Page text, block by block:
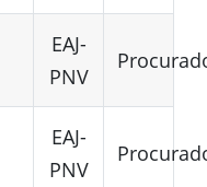
EAJ-
PNV
EAJ-
PNV